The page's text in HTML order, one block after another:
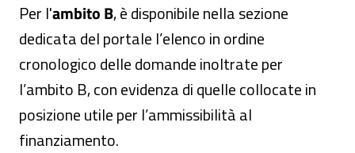
Per l'ambito B, è disponibile nella sezione
dedicata del portale l’elenco in ordine
cronologico delle domande inoltrate per
l’ambito B, con evidenza di quelle collocate in
posizione utile per l’ammissibilità al
finanziamento.